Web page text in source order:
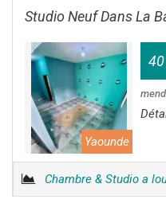
Studio Neuf Dans La
Yaounde
40
Chambre & Studio a